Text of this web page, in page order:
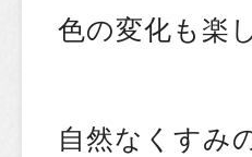
色の変化も楽
自然なくすみ